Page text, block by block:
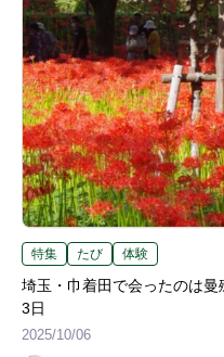
特集 たび 体験
埼玉・巾着田で会ったのは
3日
2025/10/06